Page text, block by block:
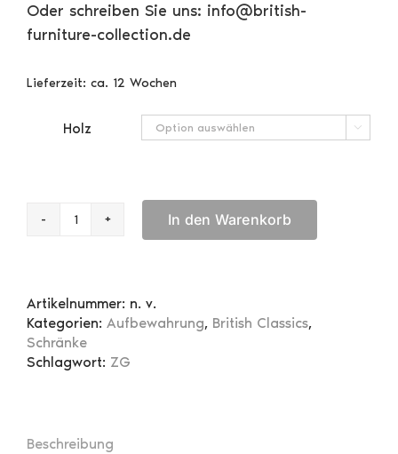
Oder schreiben Sie uns: info@british-
furniture-collection.de
Lieferzeit: ca. 12 Wochen
Holz 
Eckschrank
In den Warenkorb
Artikelnummer: n. v.
Kategorien: Aufbewahrung, British Classics,
Schränke
Schlagwort: ZG
Beschreibung